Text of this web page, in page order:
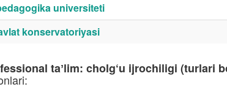
universiteti
konservatoriyasi
taʼlim: cholg‘u ijrochiligi (turlari